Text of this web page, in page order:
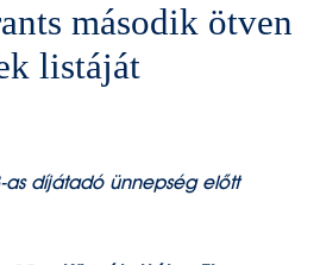
második ötven
listáját
as díjátadó ünnepség előtt